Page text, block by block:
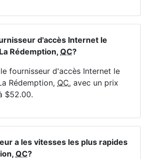
d'accès Internet le
Rédemption, QC?
fournisseur d'accès Internet le
Rédemption, QC, avec un prix
$52.00.
a les vitesses les plus rapides
QC?